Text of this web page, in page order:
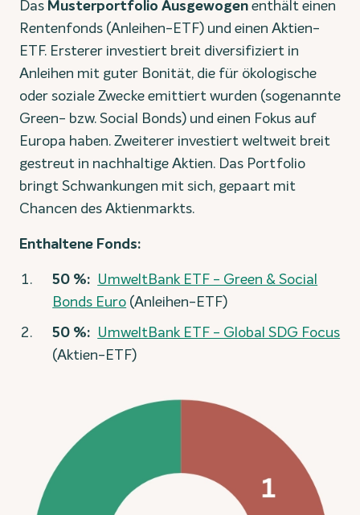
Das Musterportfolio Ausgewogenenthält einen
Rentenfonds (Anleihen-ETF) und einen Aktien-
ETF. Ersterer investiert breit diversifiziert in
Anleihen mit guter Bonität, die für ökologische
oder soziale Zwecke emittiert wurden (sogenannte
Green- bzw. Social Bonds) und einen Fokus auf
Europa haben. Zweiterer investiert weltweit breit
gestreut in nachhaltige Aktien. Das Portfolio
bringt Schwankungen mit sich, gepaart mit
Chancen des Aktienmarkts.
Enthaltene Fonds:
50 %: UmweltBank ETF - Green & Social
Bonds Euro (Anleihen-ETF)
50 %: UmweltBank ETF - Global SDG Focus
(Aktien-ETF)